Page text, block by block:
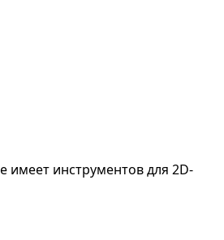
имеет инструментов для 2D-